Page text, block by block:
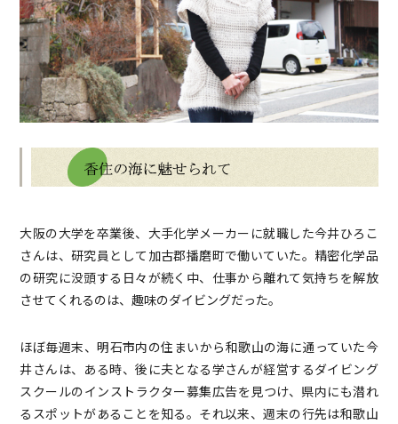
大阪の大学を卒業後、大手化学メーカーに就職した今井ひろこ
さんは、研究員として加古郡播磨町で働いていた。精密化学品
の研究に没頭する日々が続く中、仕事から離れて気持ちを解放
させてくれるのは、趣味のダイビングだった。
ほぼ毎週末、明石市内の住まいから和歌山の海に通っていた今
井さんは、ある時、後に夫となる学さんが経営するダイビング
スクールのインストラクター募集広告を見つけ、県内にも潜れ
るスポットがあることを知る。それ以来、週末の行先は和歌山